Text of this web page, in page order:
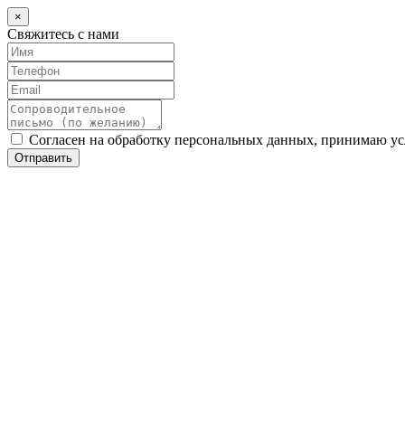
×
Свяжитесь с нами
Согласен на обработку персональных данных, принимаю
Отправить